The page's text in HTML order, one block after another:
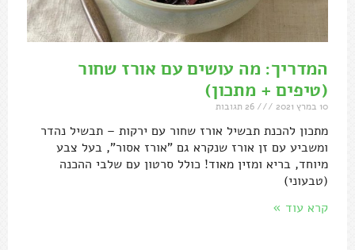
המדריך: מה עושים עם אורז שחור
(טיפים + מתכון)
10 במרץ 2021
מתכון להכנת תבשיל אורז שחור עם ירקות – תבשיל נהדר
ומשביע עם זן אורז שנקרא גם "אורז אסור", בעל צבע
מיוחד, בריא ומזין מאוד! כולל סרטון עם שלבי ההכנה
(טבעוני)
קרא עוד »